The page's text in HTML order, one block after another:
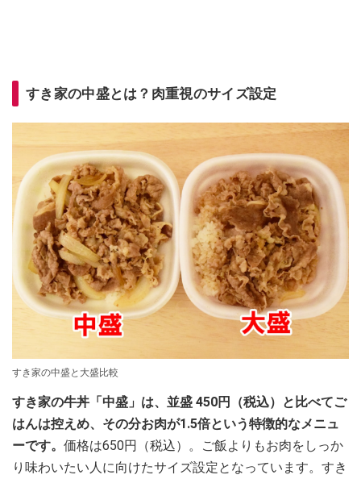
すき家の中盛とは？肉重視のサイズ設定
すき家の中盛と大盛比較
すき家の牛丼「中盛」は、並盛 450円（税込）と比べてご
はんは控えめ、その分お肉が1.5倍という特徴的なメニュ
ーです。 価格は650円（税込）。ご飯よりもお肉をしっか
り味わいたい人に向けたサイズ設定となっています。すき